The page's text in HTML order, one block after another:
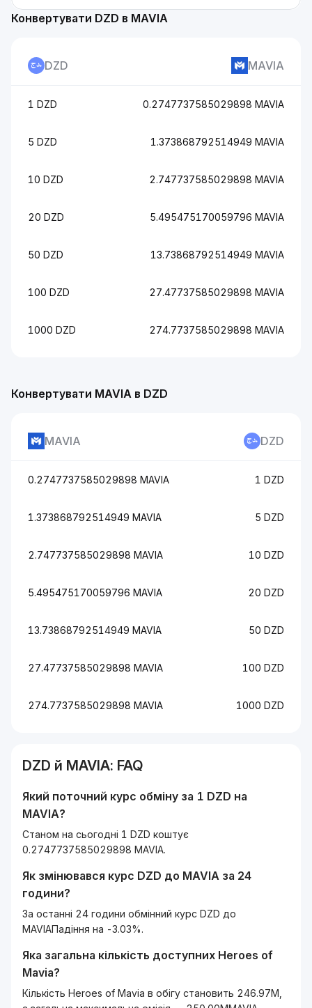
Конвертувати MAVIA в DZD
MAVIA DZD
0.2747737585029898 MAVIA 1 DZD
1.373868792514949 MAVIA 5 DZD
2.747737585029898 MAVIA 10 DZD
5.495475170059796 MAVIA 20 DZD
13.73868792514949 MAVIA 50 DZD
27.47737585029898 MAVIA 100 DZD
274.7737585029898 MAVIA 1000 DZD
Конвертувати DZD в MAVIA
DZD MAVIA
1 DZD 0.2747737585029898 MAVIA
5 DZD 1.373868792514949 MAVIA
10 DZD 2.747737585029898 MAVIA
20 DZD 5.495475170059796 MAVIA
50 DZD 13.73868792514949 MAVIA
100 DZD 27.47737585029898 MAVIA
1000 DZD 274.7737585029898 MAVIA
DZD й MAVIA: FAQ
Який поточний курс обміну за 1 DZD на
MAVIA?
Станом на сьогодні 1 DZD коштує
0.2747737585029898 MAVIA.
Як змінювався курс DZD до MAVIA за 24
години?
За останні 24 години обмінний курс DZD до
MAVIAПадіння на -3.03%.
Яка загальна кількість доступних Heroes of
Mavia?
Кількість Heroes of Mavia в обігу становить 246.97M,